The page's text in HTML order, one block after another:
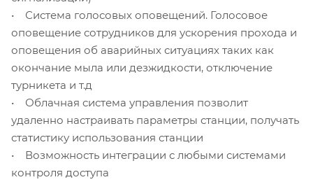
• Система голосовых оповещений. Голосовое
оповещение сотрудников для ускорения прохода и
оповещения об аварийных ситуациях таких как
окончание мыла или дезжидкости, отключение
турникета и т.д
• Облачная система управления позволит
удаленно настраивать параметры станции, получать
статистику использования станции
• Возможность интеграции с любыми системами
контроля доступа